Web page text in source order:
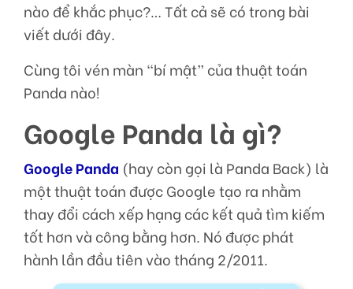
nào để khắc phục?… Tất cả sẽ có trong bài
viết dưới đây.
Cùng tôi vén màn “bí mật” của thuật toán
Panda nào!
Google Panda là gì?
Google Panda (hay còn gọi là Panda Back) là
một thuật toán được Google tạo ra nhằm
thay đổi cách xếp hạng các kết quả tìm kiếm
tốt hơn và công bằng hơn. Nó được phát
hành lần đầu tiên vào tháng 2/2011.